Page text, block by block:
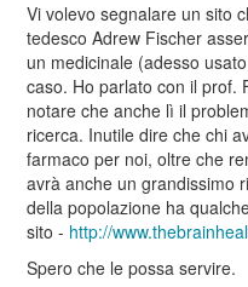
Vi volevo segnalare un sito
tedesco Adrew Fischer
un medicinale (adesso
caso. Ho parlato con il prof.
notare che anche lì il
ricerca. Inutile dire che chi
farmaco per noi, oltre che
avrà anche un grandissimo
della popolazione ha
sito - http://
Spero che le possa servire.